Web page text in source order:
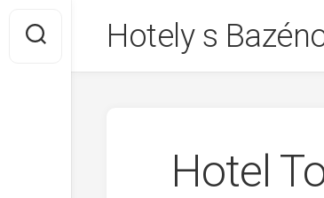
content
Hotely s
Hotel